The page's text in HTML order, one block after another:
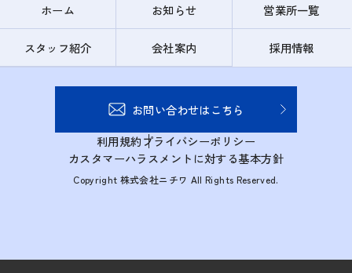
ホーム お知らせ 営業所一覧
スタッフ紹介 会社案内 採用情報
お問い合わせはこちら
利用規約プライバシーポリシー
カスタマーハラスメントに対する基本方針
Copyright 株式会社ニチワ All Rights Reserved.